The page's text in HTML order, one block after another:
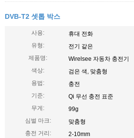
DVB-T2 셋톱 박스
사용:
휴대 전화
유형:
전기 같은
제품명:
Wirelsee 자동차 충전기
색상:
검은 색, 맞춤형
용법:
충전
기준:
Qi 무선 충전 표준
무게:
99g
심벌 마크:
맞춤형
충전 거리:
2-10mm